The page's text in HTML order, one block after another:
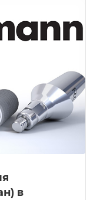
в